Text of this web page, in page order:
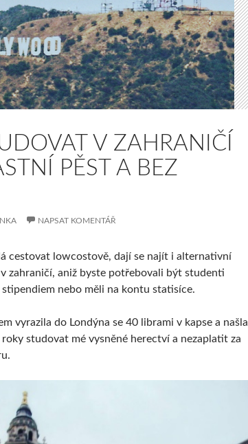
V ZAHRANIČÍ
PĚST A BEZ
NAPSAT KOMENTÁŘ
cestovat lowcostově, dají se najít i alternativní
zahraničí, aniž byste potřebovali být studenti
stipendiem nebo měli na kontu statisíce.
vyrazila do Londýna se 40 librami v kapse a našla
studovat mé vysněné herectví a nezaplatit za